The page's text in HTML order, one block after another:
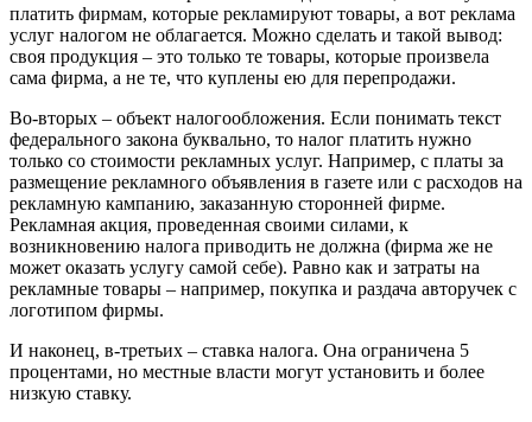
платить фирмам, которые рекламируют товары, а вот реклама
услуг налогом не облагается. Можно сделать и такой вывод:
своя продукция – это только те товары, которые произвела
сама фирма, а не те, что куплены ею для перепродажи.
Во-вторых – объект налогообложения. Если понимать текст
федерального закона буквально, то налог платить нужно
только со стоимости рекламных услуг. Например, с платы за
размещение рекламного объявления в газете или с расходов на
рекламную кампанию, заказанную сторонней фирме.
Рекламная акция, проведенная своими силами, к
возникновению налога приводить не должна (фирма же не
может оказать услугу самой себе). Равно как и затраты на
рекламные товары – например, покупка и раздача авторучек с
логотипом фирмы.
И наконец, в-третьих – ставка налога. Она ограничена 5
процентами, но местные власти могут установить и более
низкую ставку.